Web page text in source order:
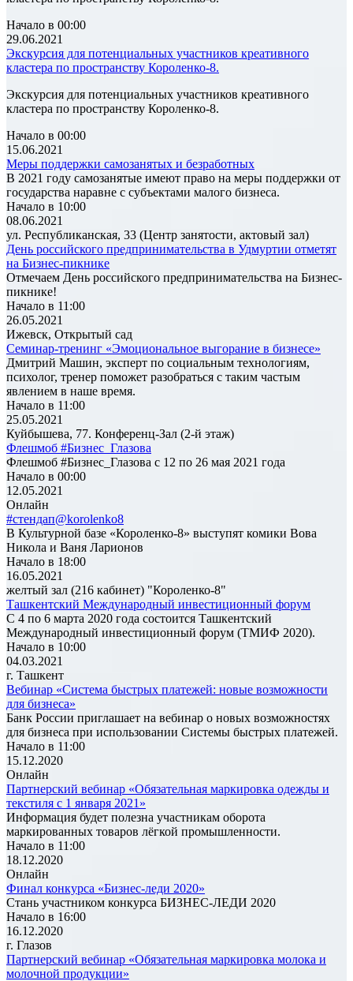
Начало в 00:00
29.06.2021
Экскурсия для потенциальных участников креативного
кластера по пространству Короленко-8.
Экскурсия для потенциальных участников креативного
кластера по пространству Короленко-8.
Начало в 00:00
15.06.2021
Меры поддержки самозанятых и безработных
В 2021 году самозанятые имеют право на меры поддержки от
государства наравне с субъектами малого бизнеса.
Начало в 10:00
08.06.2021
ул. Республиканская, 33 (Центр занятости, актовый зал)
День российского предпринимательства в Удмуртии отметят
на Бизнес-пикнике
Отмечаем День российского предпринимательства на Бизнес-
пикнике!
Начало в 11:00
26.05.2021
Ижевск, Открытый сад
Семинар-тренинг «Эмоциональное выгорание в бизнесе»
Дмитрий Машин, эксперт по социальным технологиям,
психолог, тренер поможет разобраться с таким частым
явлением в наше время.
Начало в 11:00
25.05.2021
Куйбышева, 77. Конференц-Зал (2-й этаж)
Флешмоб #Бизнес_Глазова
Флешмоб #Бизнес_Глазова с 12 по 26 мая 2021 года
Начало в 00:00
12.05.2021
Онлайн
#стендап@korolenko8
В Культурной базе «Короленко-8» выступят комики Вова
Никола и Ваня Ларионов
Начало в 18:00
16.05.2021
желтый зал (216 кабинет) "Короленко-8"
Ташкентский Международный инвестиционный форум
С 4 по 6 марта 2020 года состоится Ташкентский
Международный инвестиционный форум (ТМИФ 2020).
Начало в 10:00
04.03.2021
г. Ташкент
Вебинар «Система быстрых платежей: новые возможности
для бизнеса»
Банк России приглашает на вебинар о новых возможностях
для бизнеса при использовании Системы быстрых платежей.
Начало в 11:00
15.12.2020
Онлайн
Партнерский вебинар «Обязательная маркировка одежды и
текстиля с 1 января 2021»
Информация будет полезна участникам оборота
маркированных товаров лёгкой промышленности.
Начало в 11:00
18.12.2020
Онлайн
Финал конкурса «Бизнес-леди 2020»
Стань участником конкурса БИЗНЕС-ЛЕДИ 2020
Начало в 16:00
16.12.2020
г. Глазов
Партнерский вебинар «Обязательная маркировка молока и
молочной продукции»